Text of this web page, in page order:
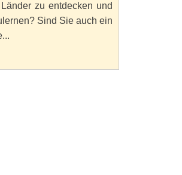
zu entdecken und
Sind Sie auch ein